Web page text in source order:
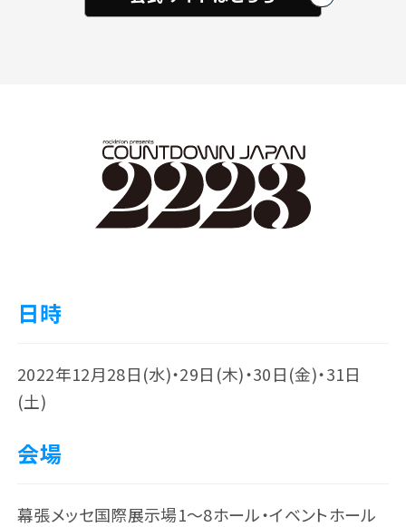
日時
2022年12月28日(水)・29日(木)・30日(金)・31日
(土)
会場
幕張メッセ国際展示場1～8ホール・イベントホール